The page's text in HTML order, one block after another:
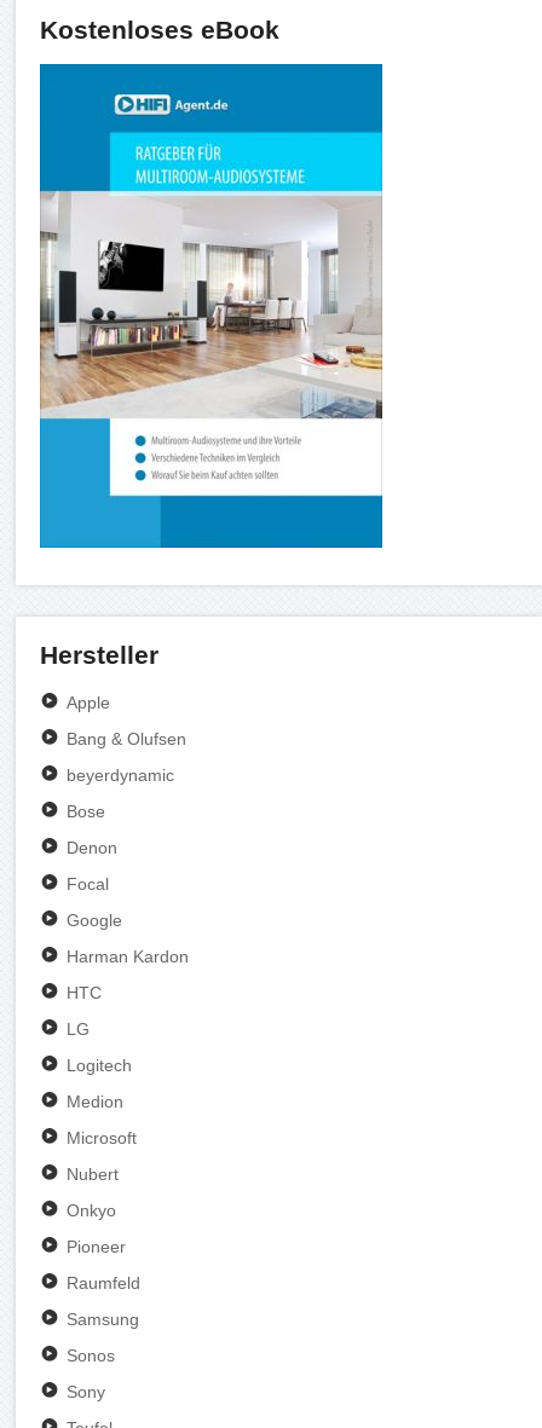
Kostenloses eBook
Hersteller
Apple
Bang & Olufsen
beyerdynamic
Bose
Denon
Focal
Google
Harman Kardon
HTC
LG
Logitech
Medion
Microsoft
Nubert
Onkyo
Pioneer
Raumfeld
Samsung
Sonos
Sony